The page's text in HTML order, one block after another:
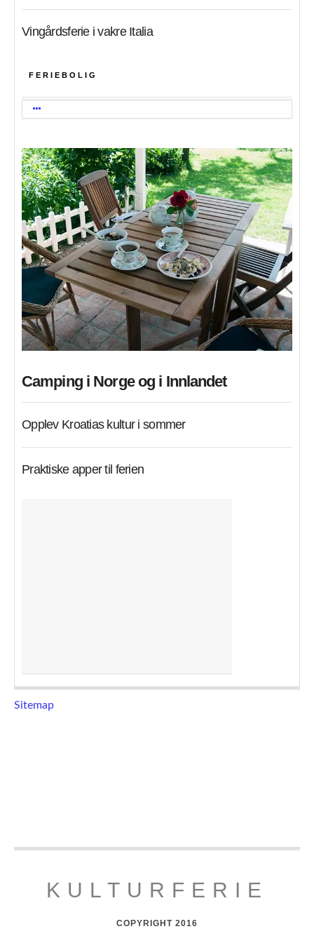
Vingårdsferie i vakre Italia
FERIEBOLIG
Camping i Norge og i Innlandet
Opplev Kroatias kultur i sommer
Praktiske apper til ferien
Sitemap
KULTURFERIE
COPYRIGHT 2016